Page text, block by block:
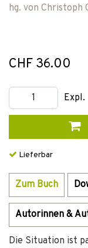
hg. von Christoph
CHF 36.00
Expl.
Lieferbar
Zum Buch
Autorinnen &
Die Situation ist